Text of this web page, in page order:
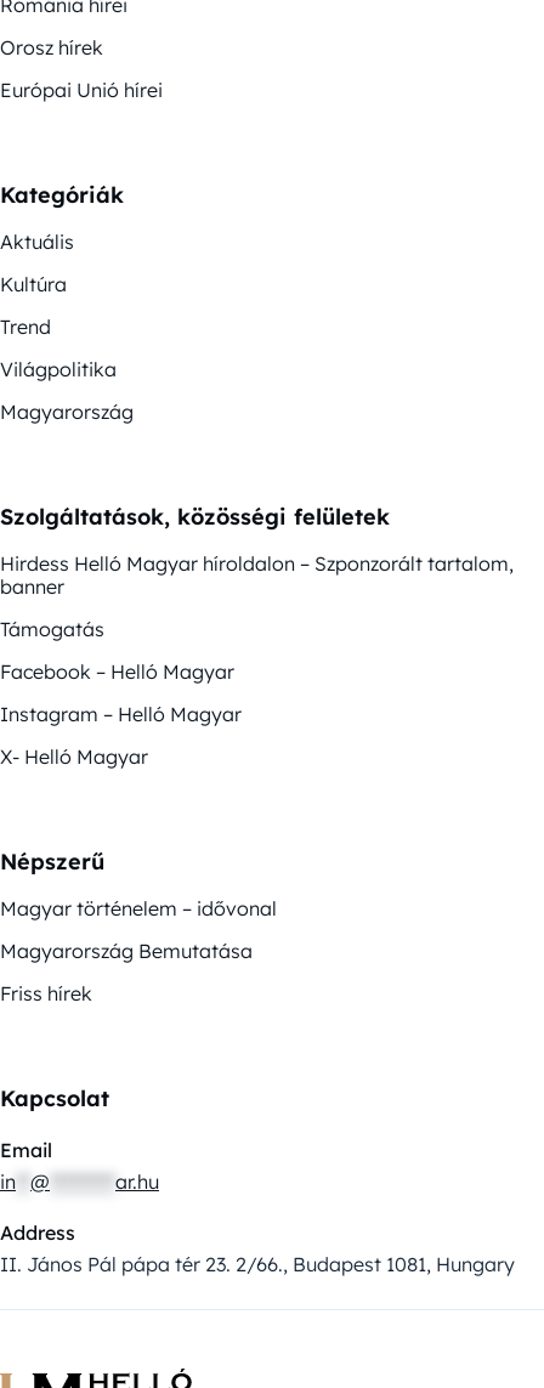
Románia hírei
Orosz hírek
Európai Unió hírei
Kategóriák
Aktuális
Kultúra
Trend
Világpolitika
Magyarország
Szolgáltatások, közösségi felületek
Hirdess Helló Magyar híroldalon – Szponzorált tartalom,
banner
Támogatás
Facebook – Helló Magyar
Instagram – Helló Magyar
X- Helló Magyar
Népszerű
Magyar történelem – idővonal
Magyarország Bemutatása
Friss hírek
Kapcsolat
Email
in @ ar.hu
Address
II. János Pál pápa tér 23. 2/66., Budapest 1081, Hungary